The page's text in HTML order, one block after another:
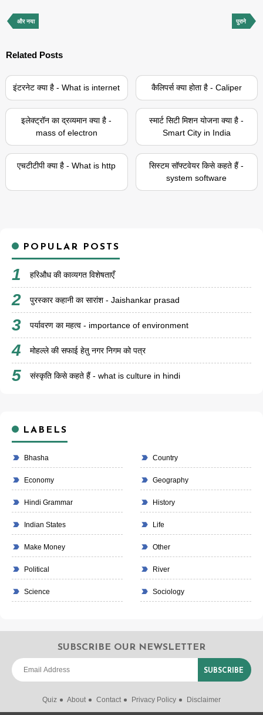
और नया पुराने
Related Posts
इंटरनेट क्या है - What is internet कैलिपर्स क्या होता है - Caliper
इलेक्ट्रॉन का द्रव्यमान क्या है -
mass of electron
स्मार्ट सिटी मिशन योजना क्या है -
Smart City in India
एचटीटीपी क्या है - What is http
सिस्टम सॉफ्टवेयर किसे कहते हैं -
system software
POPULAR POSTS
हरिऔध की काव्यगत विशेषताएँ
पुरस्कार कहानी का सारांश - Jaishankar prasad
पर्यावरण का महत्व - importance of environment
मोहल्ले की सफाई हेतु नगर निगम को पत्र
संस्कृति किसे कहते हैं - what is culture in hindi
LABELS
Bhasha Country
Economy Geography
Hindi Grammar History
Indian States Life
Make Money Other
Political River
Science Sociology
SUBSCRIBE OUR NEWSLETTER
Quiz About Contact Privacy Policy Disclaimer